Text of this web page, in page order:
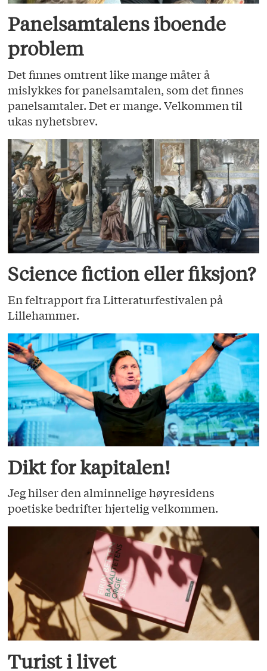
Panelsamtalens iboende
problem
Det finnes omtrent like mange måter å
mislykkes for panelsamtalen, som det finnes
panelsamtaler. Det er mange. Velkommen til
ukas nyhetsbrev.
Science fiction eller fiksjon?
En feltrapport fra Litteraturfestivalen på
Lillehammer.
Dikt for kapitalen!
Jeg hilser den alminnelige høyresidens
poetiske bedrifter hjertelig velkommen.
Turist i livet